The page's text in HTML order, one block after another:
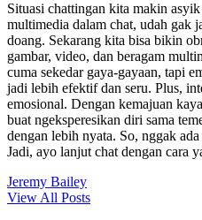
Situasi chattingan kita makin
multimedia dalam chat, udah gak
doang. Sekarang kita bisa bikin
gambar, video, dan beragam
cuma sekedar gaya-gayaan, tapi
jadi lebih efektif dan seru. Plus,
emosional. Dengan kemajuan
buat ngeksperesikan diri sama
dengan lebih nyata. So, nggak
Jadi, ayo lanjut chat dengan cara
Jeremy Bailey
View All Posts